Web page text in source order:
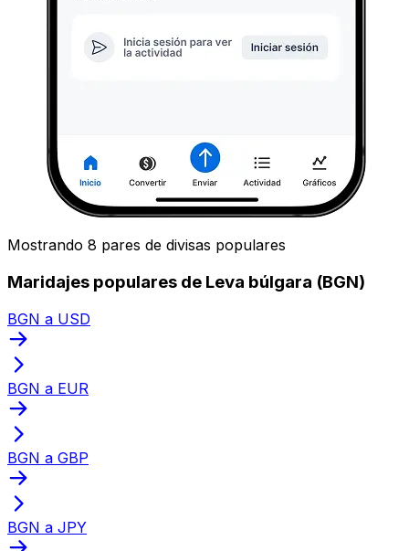
Mostrando 8 pares de divisas populares
Maridajes populares de Leva búlgara (BGN)
BGN a USD
BGN a EUR
BGN a GBP
BGN a JPY